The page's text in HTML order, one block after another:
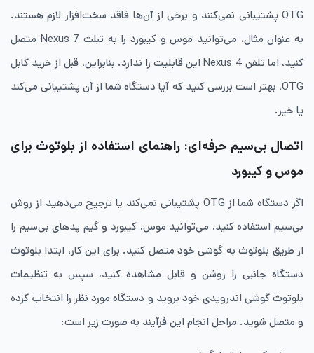
OTG پشتیبانی نمی‌کنند و برخی از آن‌ها فاقد سخت‌افزار لازم هستند.
به عنوان مثال، می‌توانید موس و کیبورد را به تبلت Nexus 7 متصل
کنید، اما تلفن Nexus 4 این قابلیت را ندارد. بنابراین، قبل از خرید کابل
OTG، بهتر است بررسی کنید که آیا دستگاه شما از آن پشتیبانی می‌کند
یا خیر.
اتصال بی‌سیم حرفه‌ای: راهنمای استفاده از بلوتوث برای
موس و کیبورد
اگر دستگاه شما از OTG پشتیبانی نمی‌کند یا ترجیح می‌دهید از روش
بی‌سیم استفاده کنید، می‌توانید موس، کیبورد و گیم پدهای بی‌سیم را
از طریق بلوتوث به گوشی خود متصل کنید. برای این کار، ابتدا بلوتوث
دستگاه جانبی را روشن و قابل مشاهده کنید، سپس به تنظیمات
بلوتوث گوشی اندرویدی خود بروید و دستگاه مورد نظر را انتخاب کرده
و متصل شوید. مراحل انجام این فرآیند به صورت زیر است: